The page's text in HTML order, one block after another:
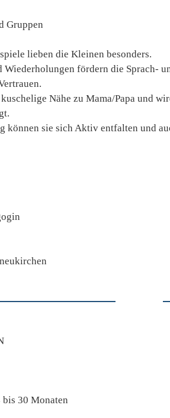
Gruppen
lieben die Kleinen besonders.
Wiederholungen fördern die Sprach-
Nähe zu Mama/Papa und
können sie sich Aktiv entfalten und
30 Monaten